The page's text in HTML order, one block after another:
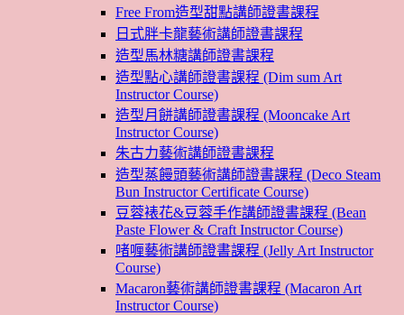
Free From造型甜點講師證書課程
日式胖卡龍藝術講師證書課程
造型馬林糖講師證書課程
造型點心講師證書課程 (Dim sum Art
Instructor Course)
造型月餅講師證書課程 (Mooncake Art
Instructor Course)
朱古力藝術講師證書課程
造型蒸饅頭藝術講師證書課程 (Deco Steam
Bun Instructor Certificate Course)
豆蓉裱花&豆蓉手作講師證書課程 (Bean
Paste Flower & Craft Instructor Course)
啫喱藝術講師證書課程 (Jelly Art Instructor
Course)
Macaron藝術講師證書課程 (Macaron Art
Instructor Course)